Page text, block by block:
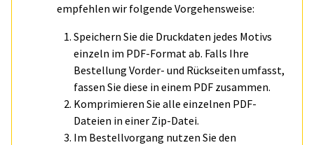
empfehlen wir folgende Vorgehensweise:
Speichern Sie die Druckdaten jedes Motivs
einzeln im PDF-Format ab. Falls Ihre
Bestellung Vorder- und Rückseiten umfasst,
fassen Sie diese in einem PDF zusammen.
Komprimieren Sie alle einzelnen PDF-
Dateien in einer Zip-Datei.
Im Bestellvorgang nutzen Sie den